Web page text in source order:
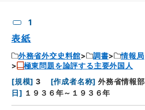
1
表紙
外務省外交史料館 調書
情報局
極東問題を論評する主要外国人
[規模] 3 [作成者名称] 外務省情報部
日 ] １９３６年～１９３６年